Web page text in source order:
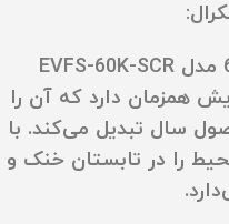
کولرگازی ایستاده ایوولی 60000 مدل EVFS-60K-SCR
همزمان دارد که آن را
سال تبدیل می‌کند. با
را در تابستان خنک و